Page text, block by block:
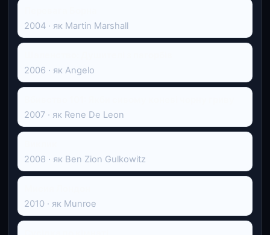
2004 · як Martin Marshall
2006 · як Angelo
2007 · як Rene De Leon
2008 · як Ben Zion Gulkowitz
2010 · як Munroe